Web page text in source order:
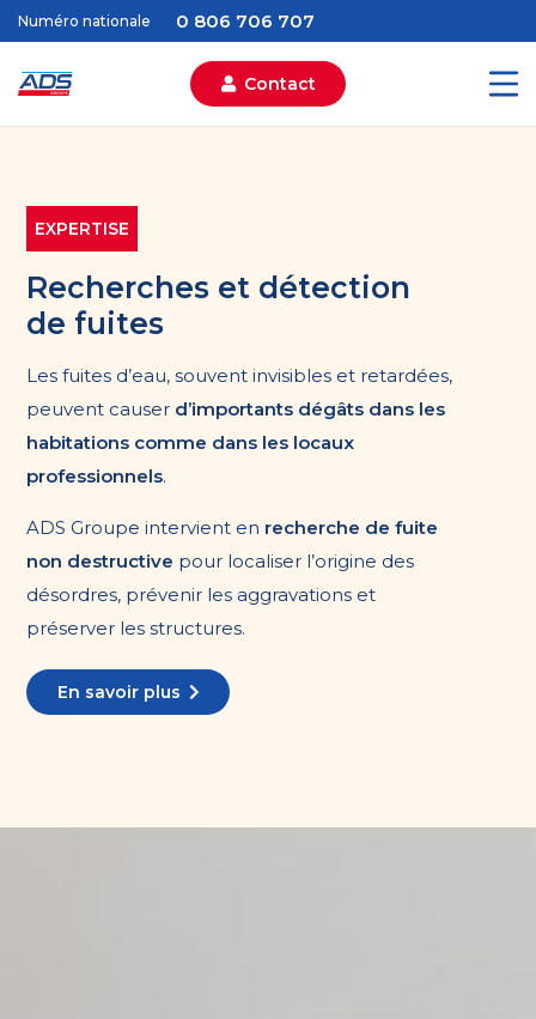
Numéro nationale 0 806 706 707
Contact
EXPERTISE
Recherches et détection
de fuites
Les fuites d’eau, souvent invisibles et retardées,
peuvent causer d’importants dégâts dans les
habitations comme dans les locaux
professionnels.
ADS Groupe intervient en recherche de fuite
non destructive pour localiser l’origine des
désordres, prévenir les aggravations et
préserver les structures.
En savoir plus